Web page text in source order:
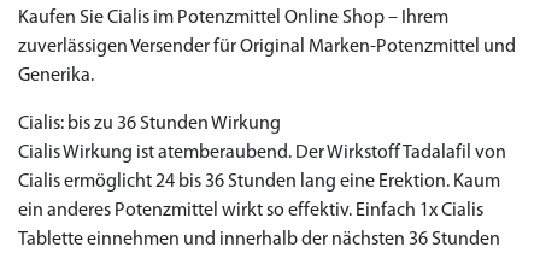
Kaufen Sie Cialis im Potenzmittel Online Shop – Ihrem
zuverlässigen Versender für Original Marken-Potenzmittel und
Generika.
Cialis: bis zu 36 Stunden Wirkung
Cialis Wirkung ist atemberaubend. Der Wirkstoff Tadalafil von
Cialis ermöglicht 24 bis 36 Stunden lang eine Erektion. Kaum
ein anderes Potenzmittel wirkt so effektiv. Einfach 1x Cialis
Tablette einnehmen und innerhalb der nächsten 36 Stunden